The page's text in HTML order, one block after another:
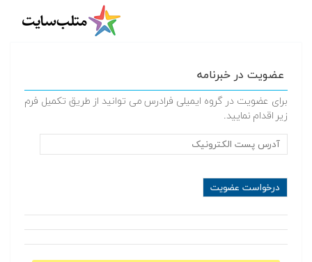
عضویت در خبرنامه
برای عضویت در گروه ایمیلی فرادرس می توانید از طریق تکمیل فرم
زیر اقدام نمایید.